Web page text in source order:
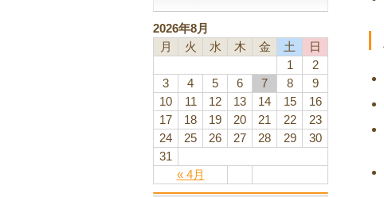
2026年8月
月
火 水 木 金 土 日
« 4月
1
2
3
4 5 6 7 8
9
10
11 12 13 14 15
16
17
18 19 20 21 22
23
24
25 26 27 28 29
30
31